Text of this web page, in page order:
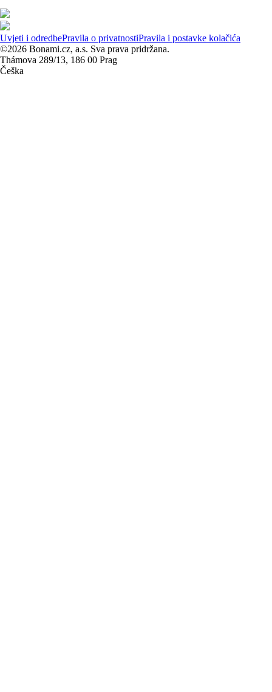
Uvjeti i odredbePravila o privatnostiPravila i postavke kolačića
©2026 Bonami.cz, a.s. Sva prava pridržana.
Thámova 289/13, 186 00 Prag
Češka